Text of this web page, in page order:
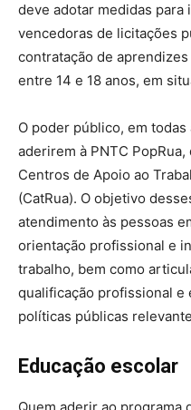
deve adotar medidas para
vencedoras de licitações
contratação de
entre 14 e 18 anos, em
O poder público, em
aderirem à PNTC
Centros de Apoio ao
(CatRua). O objetivo
atendimento às pessoas
orientação profissional e
trabalho, bem como
qualificação profissional e
políticas públicas
Educação escolar